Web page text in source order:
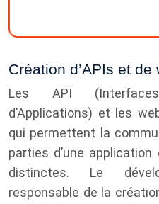
Création d’APIs et de
Les API
d’Applications) et les
qui permettent la
parties d’une
distinctes. Le
responsable de la